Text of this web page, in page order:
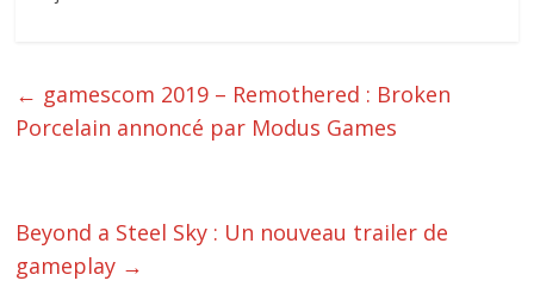
← gamescom 2019 – Remothered : Broken
Porcelain annoncé par Modus Games
Beyond a Steel Sky : Un nouveau trailer de
gameplay →